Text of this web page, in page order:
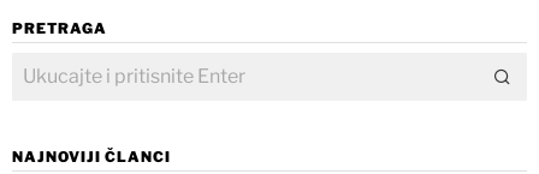
PRETRAGA
NAJNOVIJI ČLANCI